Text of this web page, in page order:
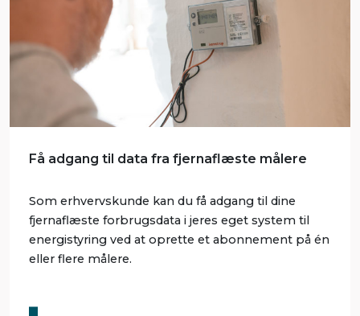
Få adgang til data fra fjernaflæste målere
Som erhvervskunde kan du få adgang til dine
fjernaflæste forbrugsdata i jeres eget system til
energistyring ved at oprette et abonnement på én
eller flere målere.